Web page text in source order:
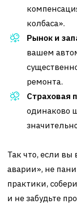
колбаса».
Рынок и
вашем
ремонта.
Страховая
одинаково
Так что, если вы
аварии», не
практики,
и не забудьте